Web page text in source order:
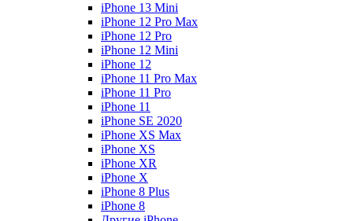
iPhone 13 Mini
iPhone 12 Pro Max
iPhone 12 Pro
iPhone 12 Mini
iPhone 12
iPhone 11 Pro Max
iPhone 11 Pro
iPhone 11
iPhone SE 2020
iPhone XS Max
iPhone XS
iPhone XR
iPhone X
iPhone 8 Plus
iPhone 8